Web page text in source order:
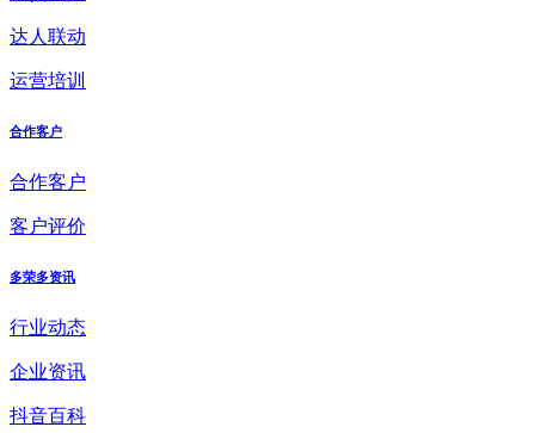
达人联动
运营培训
合作客户
合作客户
客户评价
多荣多资讯
行业动态
企业资讯
抖音百科